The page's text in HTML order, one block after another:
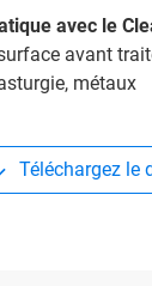
avec le
avant
métaux
Téléchargez le